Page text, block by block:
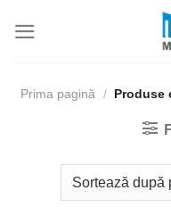
Prima pagină / Produse